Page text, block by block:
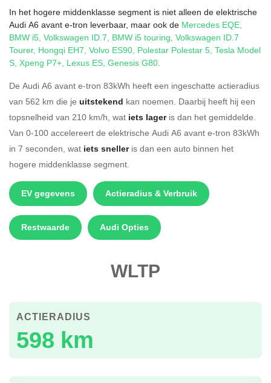
In het hogere middenklasse segment is niet alleen de elektrische
Audi A6 avant e-tron leverbaar, maar ook de Mercedes EQE,
BMW i5, Volkswagen ID.7, BMW i5 touring, Volkswagen ID.7
Tourer, Hongqi EH7, Volvo ES90, Polestar Polestar 5, Tesla Model
S, Xpeng P7+, Lexus ES, Genesis G80.
De Audi A6 avant e-tron 83kWh heeft een ingeschatte actieradius
van 562 km die je uitstekend kan noemen. Daarbij heeft hij een
topsnelheid van 210 km/h, wat iets lageris dan het gemiddelde.
Van 0-100 accelereert de elektrische Audi A6 avant e-tron 83kWh
in 7 seconden, wat iets snelleris dan een auto binnen het
hogere middenklasse segment.
EV gegevens Actieradius & Verbruik
Restwaarde Audi Opties
WLTP
598 km
ACTIERADIUS